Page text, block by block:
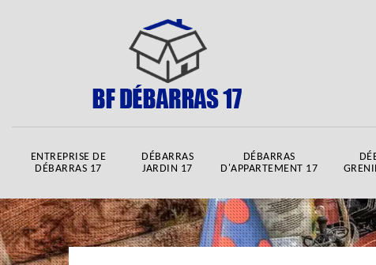
ENTREPRISE DE
DÉBARRAS 17
DÉBARRAS
JARDIN 17
DÉBARRAS
D'APPARTEMENT 17